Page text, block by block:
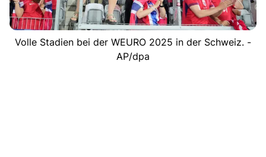
Volle Stadien bei der WEURO 2025 in der Schweiz. -
AP/dpa